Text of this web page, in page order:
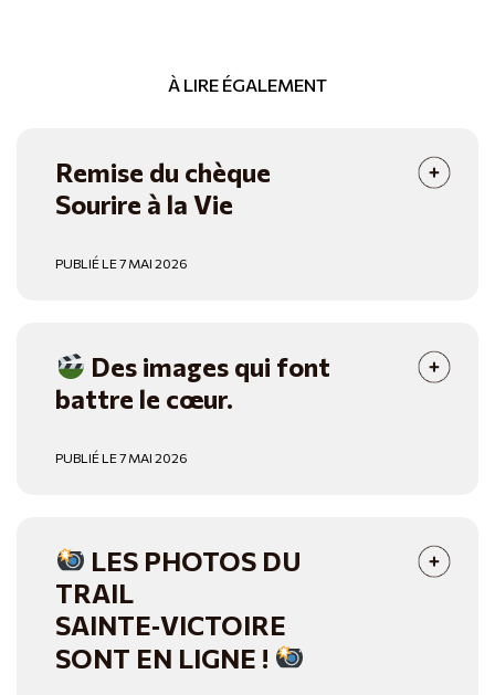
À LIRE ÉGALEMENT
Remise du chèque
Sourire à la Vie
PUBLIÉ LE 7 MAI 2026
Des images qui font
battre le cœur.
PUBLIÉ LE 7 MAI 2026
LES PHOTOS DU
TRAIL
SAINTE‑VICTOIRE
SONT EN LIGNE !